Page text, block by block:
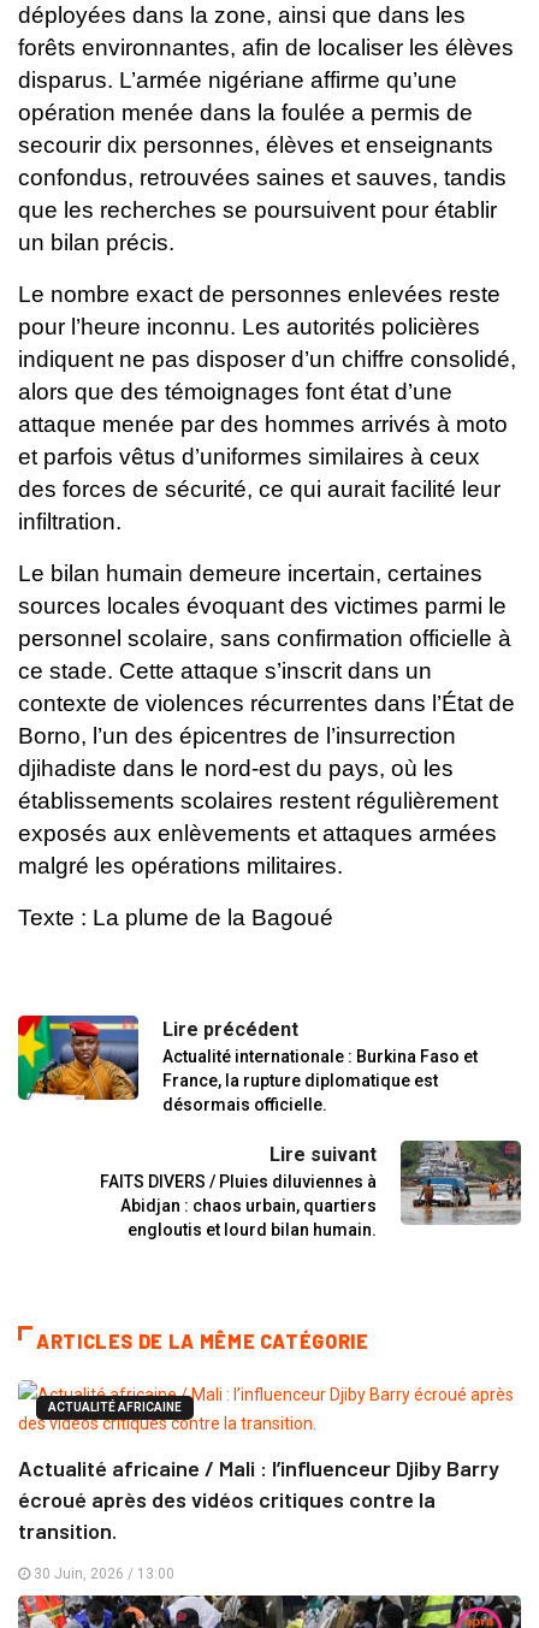
déployées dans la zone, ainsi que dans les
forêts environnantes, afin de localiser les élèves
disparus. L’armée nigériane affirme qu’une
opération menée dans la foulée a permis de
secourir dix personnes, élèves et enseignants
confondus, retrouvées saines et sauves, tandis
que les recherches se poursuivent pour établir
un bilan précis.
Le nombre exact de personnes enlevées reste
pour l’heure inconnu. Les autorités policières
indiquent ne pas disposer d’un chiffre consolidé,
alors que des témoignages font état d’une
attaque menée par des hommes arrivés à moto
et parfois vêtus d’uniformes similaires à ceux
des forces de sécurité, ce qui aurait facilité leur
infiltration.
Le bilan humain demeure incertain, certaines
sources locales évoquant des victimes parmi le
personnel scolaire, sans confirmation officielle à
ce stade. Cette attaque s’inscrit dans un
contexte de violences récurrentes dans l’État de
Borno, l’un des épicentres de l’insurrection
djihadiste dans le nord-est du pays, où les
établissements scolaires restent régulièrement
exposés aux enlèvements et attaques armées
malgré les opérations militaires.
Texte : La plume de la Bagoué
Lire précédent
Actualité internationale : Burkina Faso et
France, la rupture diplomatique est
désormais officielle.
Lire suivant
FAITS DIVERS / Pluies diluviennes à
Abidjan : chaos urbain, quartiers
engloutis et lourd bilan humain.
ARTICLES DE LA MÊME CATÉGORIE
ACTUALITÉ AFRICAINE
Actualité africaine / Mali : l’influenceur Djiby Barry
écroué après des vidéos critiques contre la
transition.
30 Juin, 2026 / 13:00